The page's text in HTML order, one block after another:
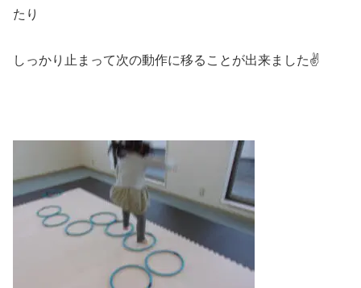
たり
しっかり止まって次の動作に移ることが出来ました✌